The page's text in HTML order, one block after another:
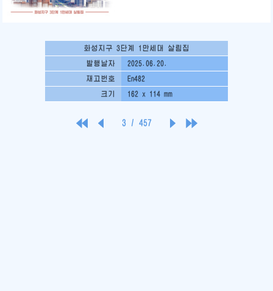
화성지구 3단계 1만세대 살림집
발행날자
2025.06.20.
재고번호
En482
크기
162 x 114 mm
3/ 457